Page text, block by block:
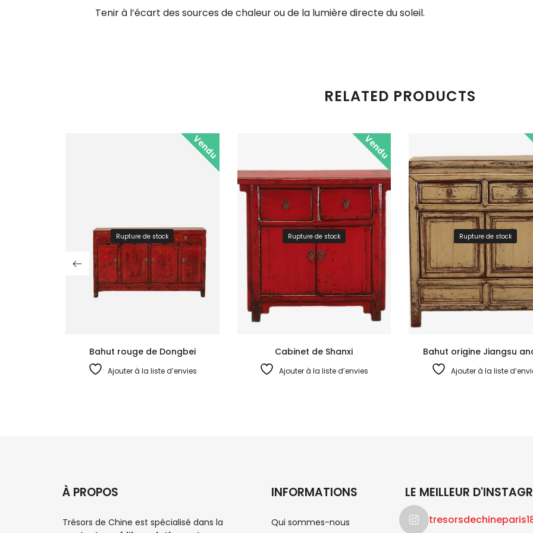
Tenir à l’écart des sources de chaleur ou de la lumière directe du soleil.
RELATED PRODUCTS
Vendu
Rupture de stock
Bahut rouge de Dongbei
Ajouter à la liste d’envies
Vendu
Rupture de stock
Cabinet de Shanxi
Ajouter à la liste d’envies
Rupture de stock
Bahut origine Jiangsu
Ajouter à la liste
À PROPOS
Trésors de Chine est spécialisé dans la
INFORMATIONS
Qui sommes-nous
LE MEILLEUR